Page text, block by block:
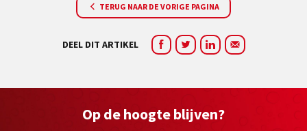
TERUG NAAR DE VORIGE PAGINA
DEEL DIT ARTIKEL
Op de hoogte blijven?